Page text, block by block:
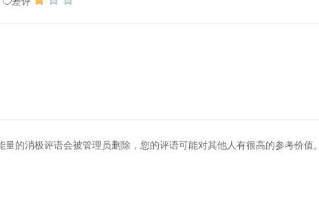
的消极评语会被管理员删除，您的评语可能对其他人有很高的参考价值。